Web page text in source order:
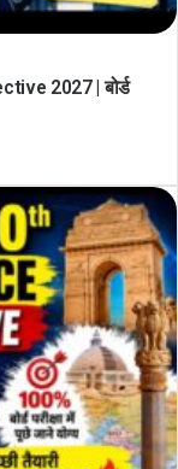
2027 | बोर्ड